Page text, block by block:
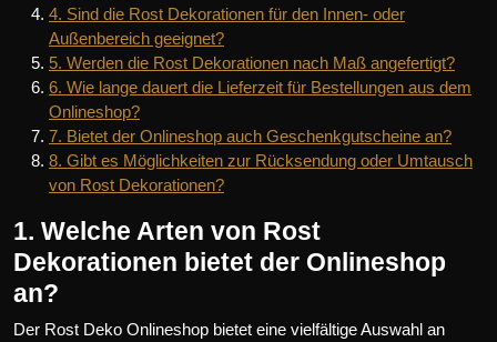
4. Sind die Rost Dekorationen für den Innen- oder
Außenbereich geeignet?
5. Werden die Rost Dekorationen nach Maß angefertigt?
6. Wie lange dauert die Lieferzeit für Bestellungen aus dem
Onlineshop?
7. Bietet der Onlineshop auch Geschenkgutscheine an?
8. Gibt es Möglichkeiten zur Rücksendung oder Umtausch
von Rost Dekorationen?
1. Welche Arten von Rost
Dekorationen bietet der Onlineshop
an?
Der Rost Deko Onlineshop bietet eine vielfältige Auswahl an